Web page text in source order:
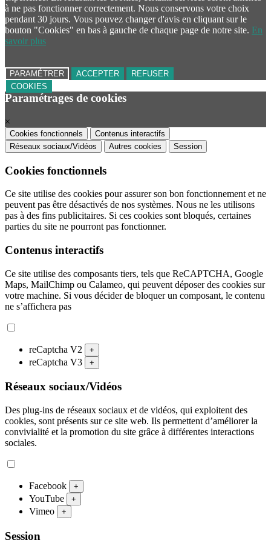
à ne pas fonctionner correctement. Nous conservons votre choix
pendant 30 jours. Vous pouvez changer d'avis en cliquant sur le
bouton "Cookies" en bas à gauche de chaque page de notre site. En
savoir plus
PARAMÉTRER ACCEPTER
REFUSER
COOKIES
Paramétrages de cookies
×
Cookies fonctionnels
Contenus interactifs
Réseaux sociaux/Vidéos
Autres cookies Session
Cookies fonctionnels
Ce site utilise des cookies pour assurer son bon fonctionnement et ne
peuvent pas être désactivés de nos systèmes. Nous ne les utilisons
pas à des fins publicitaires. Si ces cookies sont bloqués, certaines
parties du site ne pourront pas fonctionner.
Contenus interactifs
Ce site utilise des composants tiers, tels que ReCAPTCHA, Google
Maps, MailChimp ou Calameo, qui peuvent déposer des cookies sur
votre machine. Si vous décider de bloquer un composant, le contenu
ne s’affichera pas
reCaptcha V2 +
reCaptcha V3 +
Réseaux sociaux/Vidéos
Des plug-ins de réseaux sociaux et de vidéos, qui exploitent des
cookies, sont présents sur ce site web. Ils permettent d’améliorer la
convivialité et la promotion du site grâce à différentes interactions
sociales.
Facebook +
YouTube +
Vimeo +
Session